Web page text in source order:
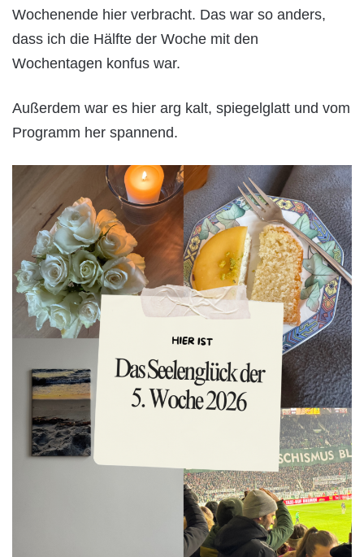
Wochenende hier verbracht. Das war so anders,
dass ich die Hälfte der Woche mit den
Wochentagen konfus war.
Außerdem war es hier arg kalt, spiegelglatt und vom
Programm her spannend.